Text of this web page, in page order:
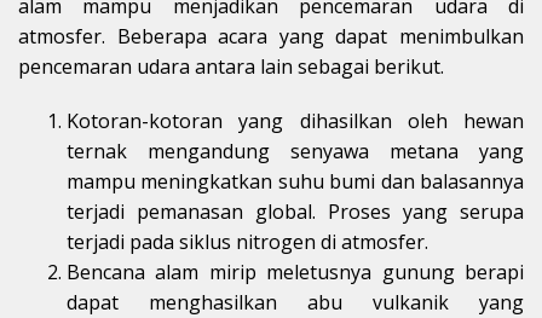
alam mampu menjadikan pencemaran udara di
atmosfer. Beberapa acara yang dapat menimbulkan
pencemaran udara antara lain sebagai berikut.
Kotoran-kotoran yang dihasilkan oleh hewan
ternak mengandung senyawa metana yang
mampu meningkatkan suhu bumi dan balasannya
terjadi pemanasan global. Proses yang serupa
terjadi pada siklus nitrogen di atmosfer.
Bencana alam mirip meletusnya gunung berapi
dapat menghasilkan abu vulkanik yang